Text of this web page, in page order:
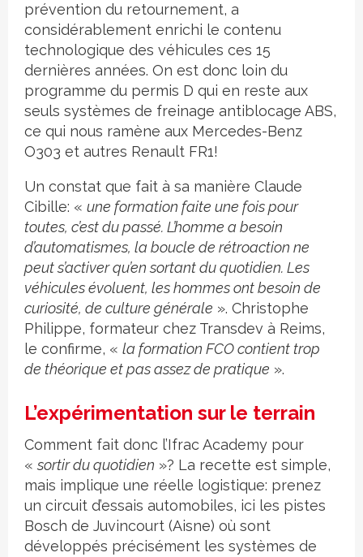
prévention du retournement, a
considérablement enrichi le contenu
technologique des véhicules ces 15
dernières années. On est donc loin du
programme du permis D qui en reste aux
seuls systèmes de freinage antiblocage ABS,
ce qui nous ramène aux Mercedes-Benz
O303 et autres Renault FR1!
Un constat que fait à sa manière Claude
Cibille: « une formation faite une fois pour
toutes, c’est du passé. L’homme a besoin
d’automatismes, la boucle de rétroaction ne
peut s’activer qu’en sortant du quotidien. Les
véhicules évoluent, les hommes ont besoin de
curiosité, de culture générale ». Christophe
Philippe, formateur chez Transdev à Reims,
le confirme, « la formation FCO contient trop
de théorique et pas assez de pratique ».
L’expérimentation sur le terrain
Comment fait donc l’Ifrac Academy pour
«sortir du quotidien »? La recette est simple,
mais implique une réelle logistique: prenez
un circuit d’essais automobiles, ici les pistes
Bosch de Juvincourt (Aisne) où sont
développés précisément les systèmes de